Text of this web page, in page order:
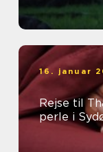
16. januar
Rejse til
perle i